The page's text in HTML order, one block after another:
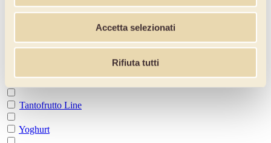
Accetta selezionati
Rifiuta tutti
Espresso
Superpremium Paste Line
Fruit Pastes
Tantofrutto Line
Yoghurt